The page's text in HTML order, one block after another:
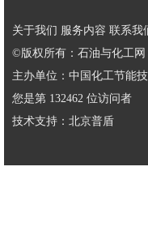
关于我们 服务内容 联系我
©版权所有：石油与化工网
主办单位：中国化工节能
您是第 132462 位访问者
技术支持： 北京普盾